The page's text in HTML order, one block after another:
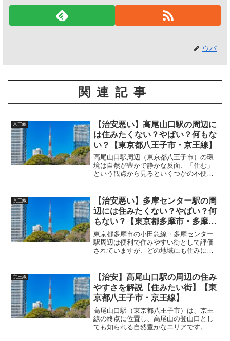
ウパ
関連記事
京王線
【治安悪い】高尾山口駅の周辺に
は住みたくない？やばい？何もな
い？【東京都八王子市・京王線】
高尾山口駅周辺（東京都八王子市）の環
境は自然が豊かで静かな反面、「住む」
という観点から見るといくつかの不便さ
て、詳しく解説します。 (adsbygoogle =
wind...
京王線
【治安悪い】多摩センター駅の周
辺には住みたくない？やばい？何
もない？【東京都多摩市・多摩
線・京王線・多摩都市モノレー
ル】
東京都多摩市の小田急線・多摩センター
駅周辺は便利で住みやすい街として評価
されていますが、どの地域にも住みにく
イント」と「治安の問題」を詳しく解説
します。 (adsbyg...
京王線
【治安】高尾山口駅の周辺の住み
やすさを解説【住みたい街】【東
京都八王子市・京王線】
高尾山口駅（東京都八王子市）は、京王
線の終点に位置し、高尾山の登山口とし
ても知られる自然豊かなエリアです。こ